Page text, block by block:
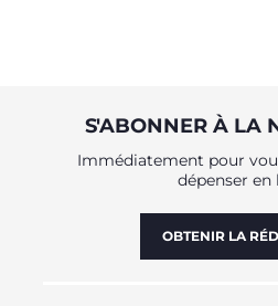
S'ABONNER À LA
Immédiatement pour
dépenser en
OBTENIR LA